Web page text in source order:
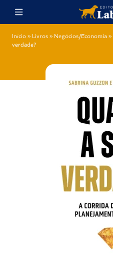
Início » Livros » Negócios/Economia »
verdade?